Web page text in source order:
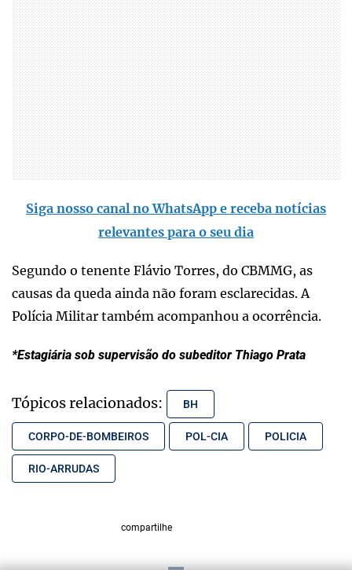
Siga nosso canal no WhatsApp e receba notícias
relevantes para o seu dia
Segundo o tenente Flávio Torres, do CBMMG, as
causas da queda ainda não foram esclarecidas. A
Polícia Militar também acompanhou a ocorrência.
*Estagiária sob supervisão do subeditor Thiago Prata
Tópicos relacionados: BH
CORPO-DE-BOMBEIROS POL-CIA POLICIA
RIO-ARRUDAS
compartilhe